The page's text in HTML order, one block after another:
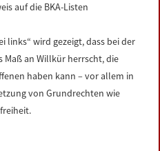
auf die BKA-Listen
links“ wird gezeigt, dass bei der
Maß an Willkür herrscht, die
haben kann – vor allem in
von Grundrechten wie